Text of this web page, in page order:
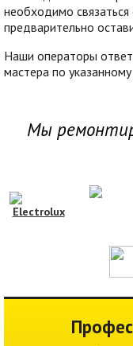
необходимо
предварительно
Наши операторы
мастера по
Мы